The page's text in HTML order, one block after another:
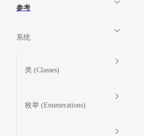
参考
系统
类 (Classes)
枚举 (Enumerations)